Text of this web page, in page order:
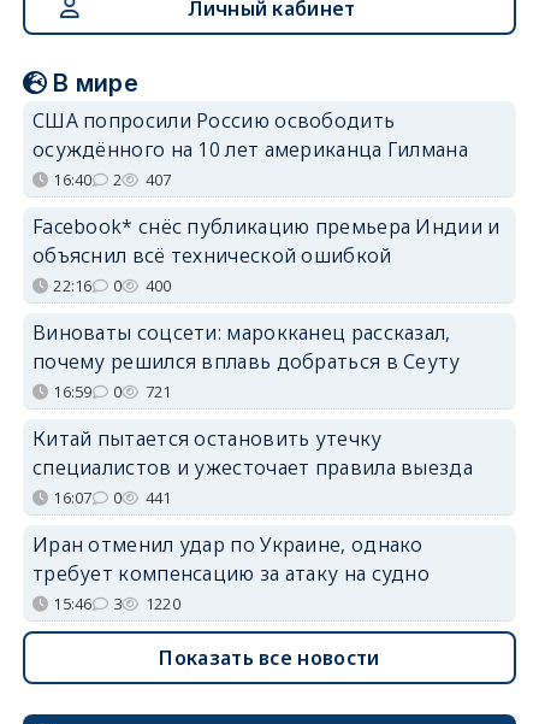
Личный кабинет
В мире
США попросили Россию освободить
осуждённого на 10 лет американца Гилмана
16:40 2 407
Facebook* снёс публикацию премьера Индии и
объяснил всё технической ошибкой
22:16 0 400
Виноваты соцсети: марокканец рассказал,
почему решился вплавь добраться в Сеуту
16:59 0 721
Китай пытается остановить утечку
специалистов и ужесточает правила выезда
16:07 0 441
Иран отменил удар по Украине, однако
требует компенсацию за атаку на судно
15:46 3 1220
Показать все новости